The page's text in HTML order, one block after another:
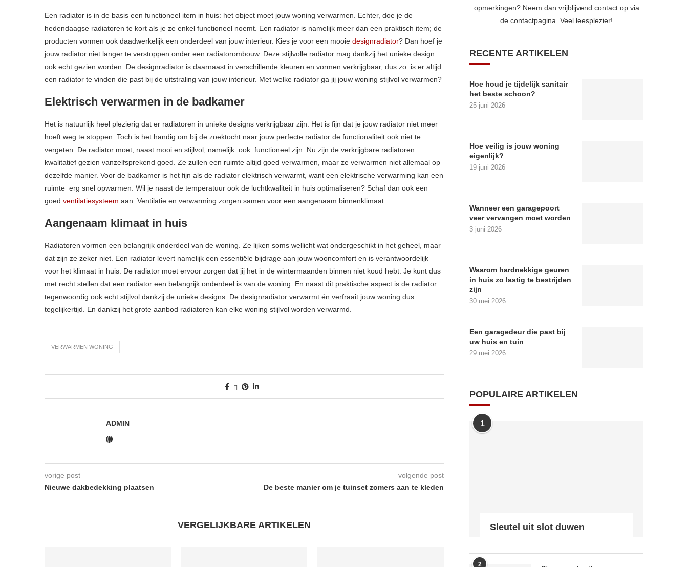
Een radiator is in de basis een functioneel item in huis: het object moet jouw woning verwarmen. Echter, doe je de
hedendaagse radiatoren te kort als je ze enkel functioneel noemt. Een radiator is namelijk meer dan een praktisch item; de
producten vormen ook daadwerkelijk een onderdeel van jouw interieur. Kies je voor een mooie designradiator? Dan hoef je
jouw radiator niet langer te verstoppen onder een radiatorombouw. Deze stijlvolle radiator mag dankzij het unieke design
ook echt gezien worden. De designradiator is daarnaast in verschillende kleuren en vormen verkrijgbaar, dus zo is er altijd
een radiator te vinden die past bij de uitstraling van jouw interieur. Met welke radiator ga jij jouw woning stijlvol verwarmen?
Elektrisch verwarmen in de badkamer
Het is natuurlijk heel plezierig dat er radiatoren in unieke designs verkrijgbaar zijn. Het is fijn dat je jouw radiator niet meer
hoeft weg te stoppen. Toch is het handig om bij de zoektocht naar jouw perfecte radiator de functionaliteit ook niet te
vergeten. De radiator moet, naast mooi en stijlvol, namelijk ook functioneel zijn. Nu zijn de verkrijgbare radiatoren
kwalitatief gezien vanzelfsprekend goed. Ze zullen een ruimte altijd goed verwarmen, maar ze verwarmen niet allemaal op
dezelfde manier. Voor de badkamer is het fijn als de radiator elektrisch verwarmt, want een elektrische verwarming kan een
ruimte erg snel opwarmen. Wil je naast de temperatuur ook de luchtkwaliteit in huis optimaliseren? Schaf dan ook een
goed ventilatiesysteem aan. Ventilatie en verwarming zorgen samen voor een aangenaam binnenklimaat.
Aangenaam klimaat in huis
Radiatoren vormen een belangrijk onderdeel van de woning. Ze lijken soms wellicht wat ondergeschikt in het geheel, maar
dat zijn ze zeker niet. Een radiator levert namelijk een essentiële bijdrage aan jouw wooncomfort en is verantwoordelijk
voor het klimaat in huis. De radiator moet ervoor zorgen dat jij het in de wintermaanden binnen niet koud hebt. Je kunt dus
met recht stellen dat een radiator een belangrijk onderdeel is van de woning. En naast dit praktische aspect is de radiator
tegenwoordig ook echt stijlvol dankzij de unieke designs. De designradiator verwarmt én verfraait jouw woning dus
tegelijkertijd. En dankzij het grote aanbod radiatoren kan elke woning stijlvol worden verwarmd.
VERWARMEN WONING
ADMIN
vorige post
Nieuwe dakbedekking plaatsen
volgende post
De beste manier om je tuinset zomers aan te kleden
VERGELIJKBARE ARTIKELEN
opmerkingen? Neem dan vrijblijvend contact op via
de contactpagina. Veel leesplezier!
RECENTE ARTIKELEN
Hoe houd je tijdelijk sanitair
het beste schoon?
25 juni 2026
Hoe veilig is jouw woning
eigenlijk?
19 juni 2026
Wanneer een garagepoort
veer vervangen moet worden
3 juni 2026
Waarom hardnekkige geuren
in huis zo lastig te bestrijden
zijn
30 mei 2026
Een garagedeur die past bij
uw huis en tuin
29 mei 2026
POPULAIRE ARTIKELEN
1
Sleutel uit slot duwen
2